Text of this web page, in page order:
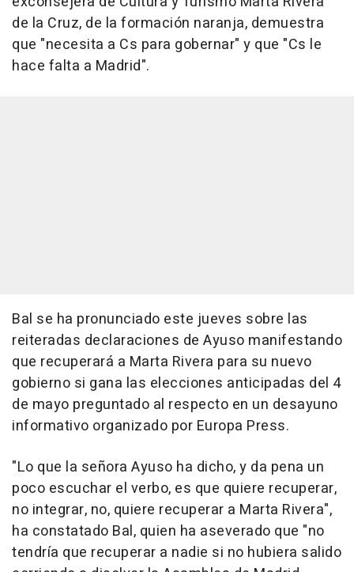
de la Cruz, de la formación naranja, demuestra
que "necesita a Cs para gobernar" y que "Cs le
hace falta a Madrid".
Bal se ha pronunciado este jueves sobre las
reiteradas declaraciones de Ayuso manifestando
que recuperará a Marta Rivera para su nuevo
gobierno si gana las elecciones anticipadas del 4
de mayo preguntado al respecto en un desayuno
informativo organizado por Europa Press.
"Lo que la señora Ayuso ha dicho, y da pena un
poco escuchar el verbo, es que quiere recuperar,
no integrar, no, quiere recuperar a Marta Rivera",
ha constatado Bal, quien ha aseverado que "no
tendría que recuperar a nadie si no hubiera salido